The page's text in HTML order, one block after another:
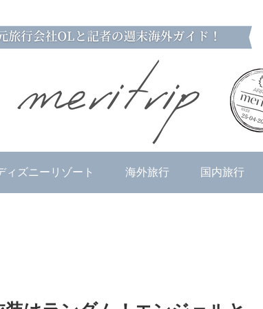
ィズニーリゾート 海外旅行 国内旅行